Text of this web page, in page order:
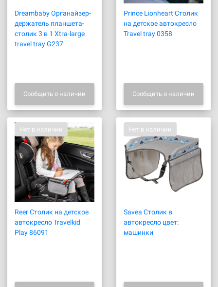
Dreambaby Органайзер-
держатель планшета-
столик 3 в 1 Xtra-large
travel tray G237
Сообщить о наличии
Prince Lionheart Столик
на детское автокресло
Travel tray 0358
Сообщить о наличии
Нет в наличии
Reer Столик на детское
автокресло Travelkid
Play 86091
Нет в наличии
Savea Столик в
автокресло цвет:
машинки